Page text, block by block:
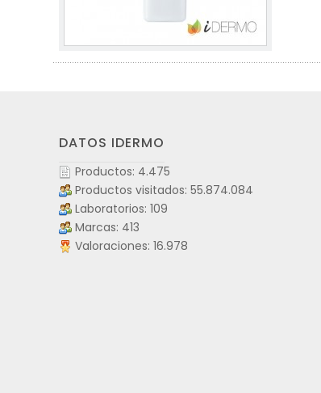
DATOS IDERMO
Productos: 4.475
Productos visitados: 55.874.084
Laboratorios: 109
Marcas: 413
Valoraciones: 16.978